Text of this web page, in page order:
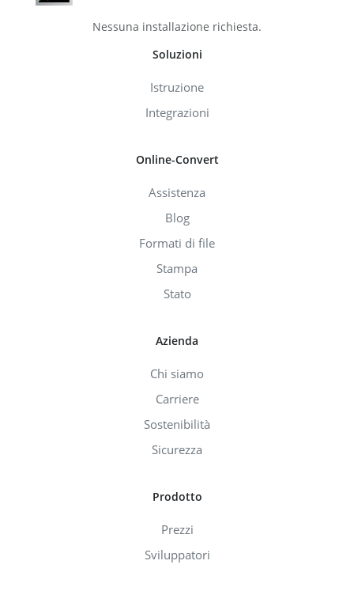
Nessuna installazione richiesta.
Soluzioni
Istruzione
Integrazioni
Online-Convert
Assistenza
Blog
Formati di file
Stampa
Stato
Azienda
Chi siamo
Carriere
Sostenibilità
Sicurezza
Prodotto
Prezzi
Sviluppatori